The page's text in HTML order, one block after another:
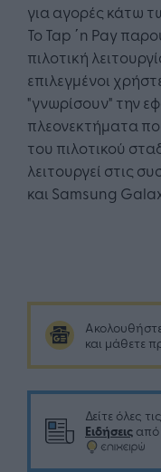
για αγορές κάτω
To Tap ΄n Pay
πιλοτική
επιλεγμένοι
"γνωρίσουν" την
πλεονεκτήματα
του πιλοτικού
λειτουργεί στις
και Samsung
και μάθετε
Δείτε όλες
Ειδήσεις από